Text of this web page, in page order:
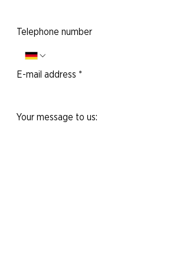
Telephone number
E-mail address *
Your message to us: